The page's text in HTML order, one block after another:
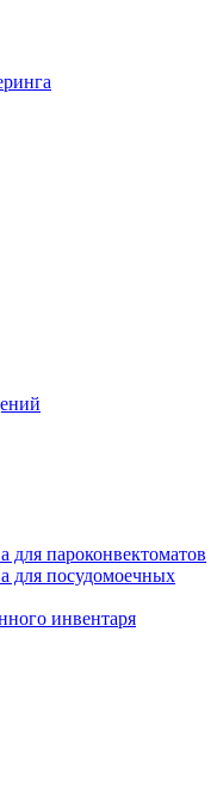
пароконвектоматов
для посудомоечных
инвентаря